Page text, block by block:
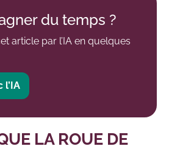
du temps ?
article par l’IA en quelques
l’IA
LA ROUE DE